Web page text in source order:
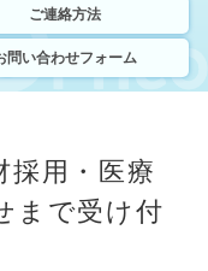
ご連絡方法
問い合わせフォーム
採用・医療
まで受け付
t
n